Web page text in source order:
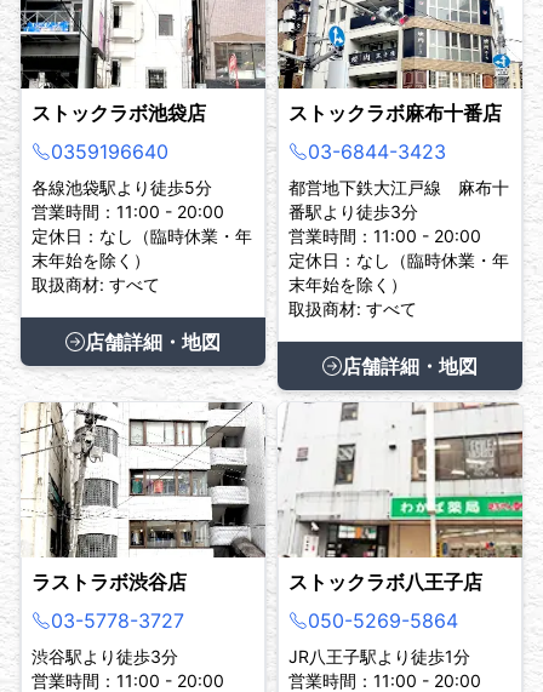
ストックラボ池袋店
0359196640
各線池袋駅より徒歩5分
営業時間：11:00 - 20:00
定休日：なし（臨時休業・年
末年始を除く）
取扱商材: すべて
店舗詳細・地図
ストックラボ麻布十番店
03-6844-3423
都営地下鉄大江戸線 麻布十
番駅より徒歩3分
営業時間：11:00 - 20:00
定休日：なし（臨時休業・年
末年始を除く）
取扱商材: すべて
店舗詳細・地図
ラストラボ渋谷店
03-5778-3727
渋谷駅より徒歩3分
営業時間：11:00 - 20:00
ストックラボ八王子店
050-5269-5864
JR八王子駅より徒歩1分
営業時間：11:00 - 20:00